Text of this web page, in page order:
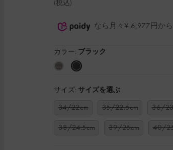
(税込)
なら月々¥ 6,977円か
カラー: ブラック
サイズ: サイズを選ぶ
34/22cm 35/22.5cm 36/
38/24.5cm
39/25cm 40/